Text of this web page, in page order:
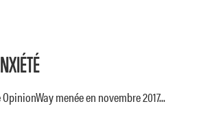
menée en novembre 2017...